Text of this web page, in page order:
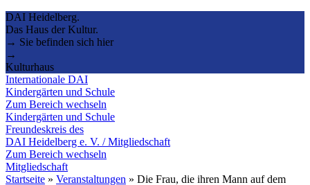
DAI Heidelberg.
Das Haus der Kultur.
→ Sie befinden sich hier
→
Kulturhaus
Internationale DAI
Kindergärten und Schule
Zum Bereich wechseln
Kindergärten und Schule
Freundeskreis des
DAI Heidelberg e. V. / Mitgliedschaft
Zum Bereich wechseln
Mitgliedschaft
Startseite » Veranstaltungen » Die Frau, die ihren Mann auf dem